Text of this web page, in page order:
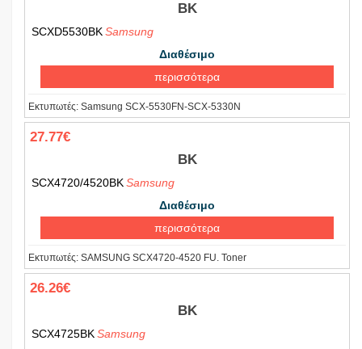
BK
SCXD5530BKSamsung
Διαθέσιμο
περισσότερα
Εκτυπωτές: Samsung SCX-5530FN-SCX-5330N
27.77€
BK
SCX4720/4520BKSamsung
Διαθέσιμο
περισσότερα
Εκτυπωτές: SAMSUNG SCX4720-4520 FU. Toner
26.26€
BK
SCX4725BKSamsung